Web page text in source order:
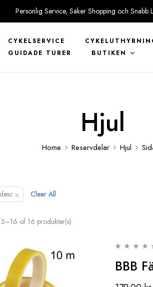
Personlig Service, Säker Shopping och Snabb
CYKELSERVICE
GUIDADE TURER
BUTIKEN
Hjul
Home Reservdelar Hjul
× Clear All
of 16 produkter(s)
BBB